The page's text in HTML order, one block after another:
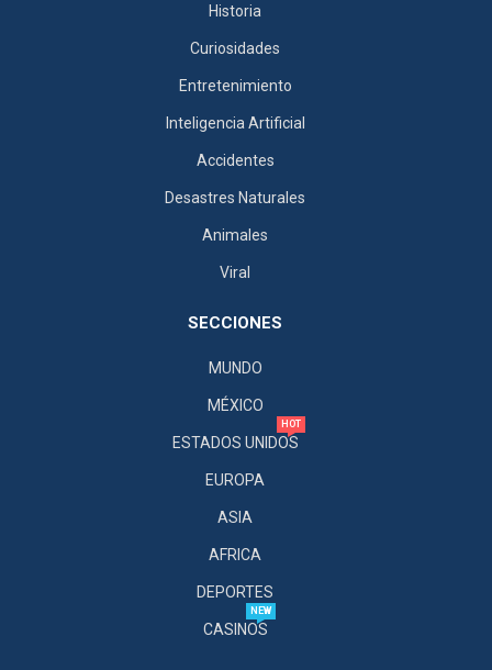
Historia
Curiosidades
Entretenimiento
Inteligencia Artificial
Accidentes
Desastres Naturales
Animales
Viral
SECCIONES
MUNDO
MÉXICO
ESTADOS UNIDOS
HOT
EUROPA
ASIA
AFRICA
DEPORTES
CASINOS
NEW